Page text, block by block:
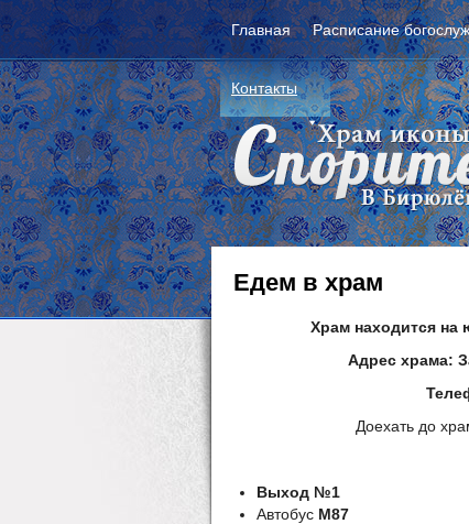
Главная Расписание
Контакты
Едем в храм
Храм находится
Адрес храма:
Доехать до
Выход №1
Автобус М87